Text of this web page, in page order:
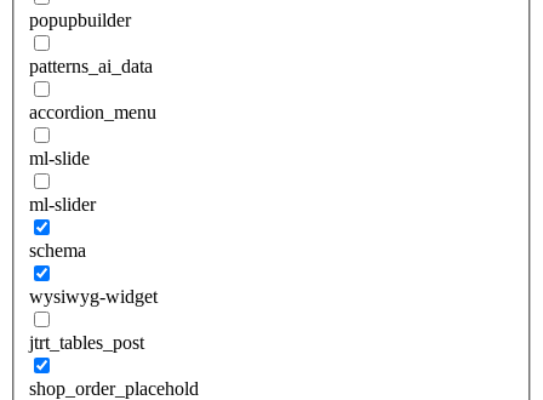
popupbuilder
patterns_ai_data
accordion_menu
ml-slide
ml-slider
schema
wysiwyg-widget
jtrt_tables_post
shop_order_placehold